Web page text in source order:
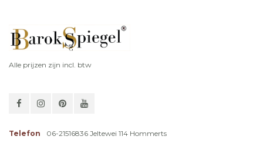
Alle prijzen zijn incl. btw
Telefon
06-21516836 Jeltewei 114 Hommerts